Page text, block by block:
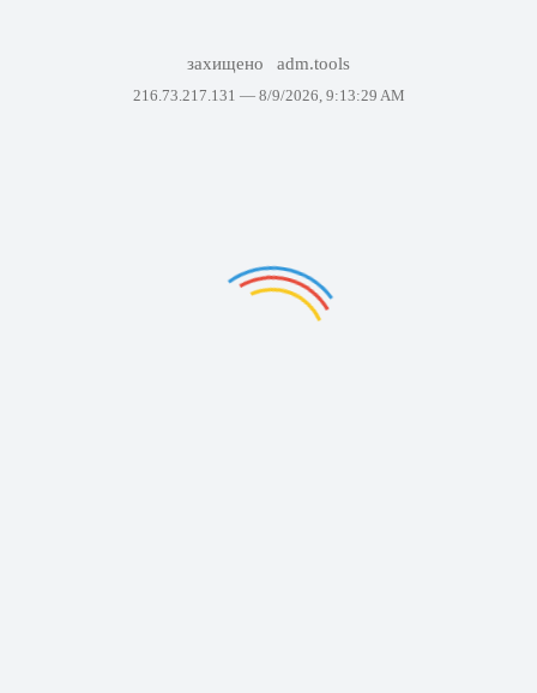
захищено adm.tools
216.73.217.131 — 8/9/2026, 9:13:29 AM